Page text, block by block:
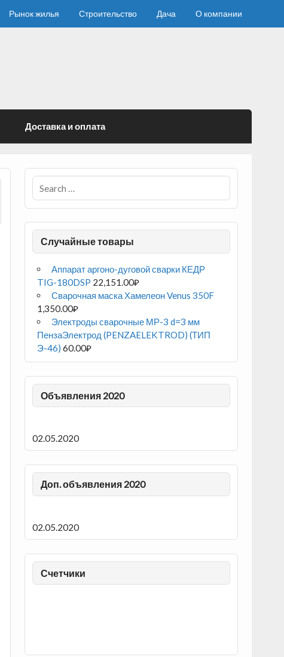
Рынок жилья Строительство Дача О компании
Доставка и оплата
Случайные товары
Аппарат аргоно-дуговой сварки КЕДР
TIG-180DSP 22,151.00₽
Сварочная маска Хамелеон Venus 350F
1,350.00₽
Электроды сварочные МР-3 d=3 мм
ПензаЭлектрод (PENZAELEKTROD) (ТИП
Э-46) 60.00₽
Объявления 2020
02.05.2020
Доп. объявления 2020
02.05.2020
Счетчики